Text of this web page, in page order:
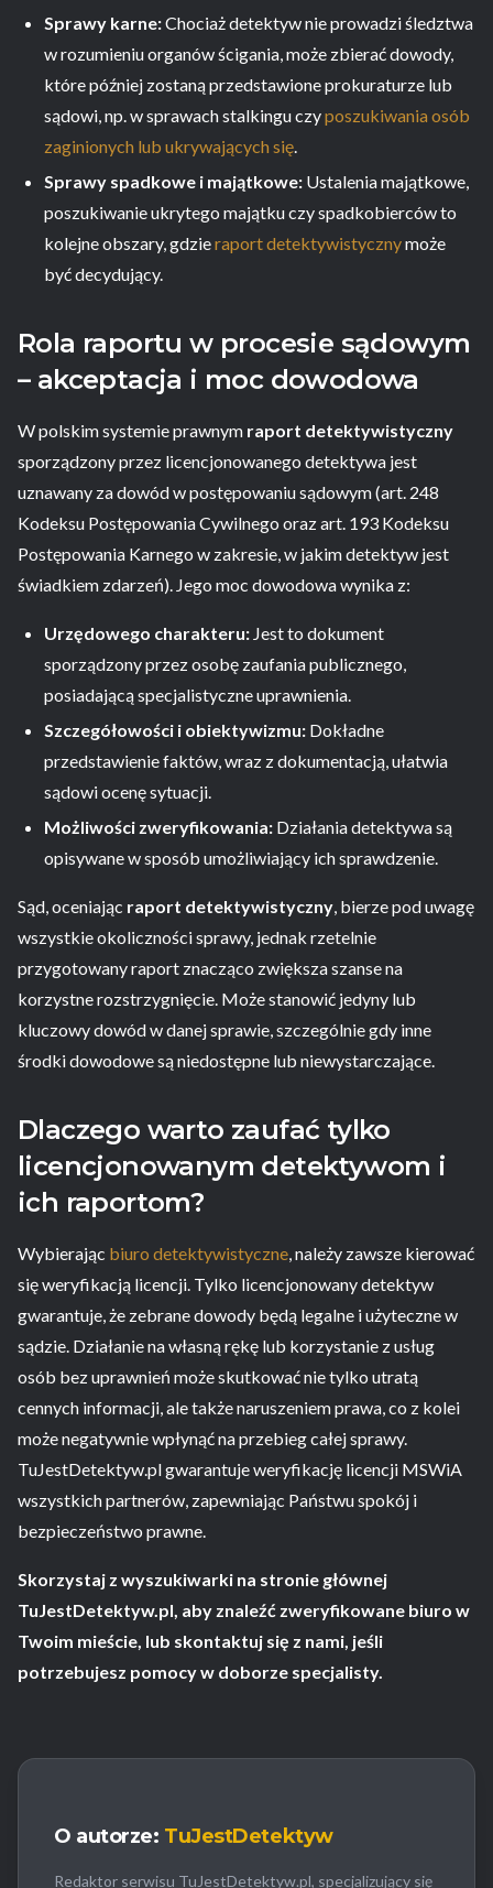
Sprawy karne:Chociaż detektyw nie prowadzi śledztwa
w rozumieniu organów ścigania, może zbierać dowody,
które później zostaną przedstawione prokuraturze lub
sądowi, np. w sprawach stalkingu czyposzukiwania osób
zaginionych lub ukrywających się.
Sprawy spadkowe i majątkowe: Ustalenia majątkowe,
poszukiwanie ukrytego majątku czy spadkobierców to
kolejne obszary, gdzieraport detektywistycznymoże
być decydujący.
Rola raportu w procesie sądowym
– akceptacja i moc dowodowa
W polskim systemie prawnym raport detektywistyczny
sporządzony przez licencjonowanego detektywa jest
uznawany za dowód w postępowaniu sądowym (art. 248
Kodeksu Postępowania Cywilnego oraz art. 193 Kodeksu
Postępowania Karnego w zakresie, w jakim detektyw jest
świadkiem zdarzeń). Jego moc dowodowa wynika z:
Urzędowego charakteru: Jest to dokument
sporządzony przez osobę zaufania publicznego,
posiadającą specjalistyczne uprawnienia.
Szczegółowości i obiektywizmu: Dokładne
przedstawienie faktów, wraz z dokumentacją, ułatwia
sądowi ocenę sytuacji.
Możliwości zweryfikowania: Działania detektywa są
opisywane w sposób umożliwiający ich sprawdzenie.
Sąd, oceniając raport detektywistyczny, bierze pod uwagę
wszystkie okoliczności sprawy, jednak rzetelnie
przygotowany raport znacząco zwiększa szanse na
korzystne rozstrzygnięcie. Może stanowić jedyny lub
kluczowy dowód w danej sprawie, szczególnie gdy inne
środki dowodowe są niedostępne lub niewystarczające.
Dlaczego warto zaufać tylko
licencjonowanym detektywom i
ich raportom?
Wybierając biuro detektywistyczne, należy zawsze kierować
się weryfikacją licencji. Tylko licencjonowany detektyw
gwarantuje, że zebrane dowody będą legalne i użyteczne w
sądzie. Działanie na własną rękę lub korzystanie z usług
osób bez uprawnień może skutkować nie tylko utratą
cennych informacji, ale także naruszeniem prawa, co z kolei
może negatywnie wpłynąć na przebieg całej sprawy.
TuJestDetektyw.pl gwarantuje weryfikację licencji MSWiA
wszystkich partnerów, zapewniając Państwu spokój i
bezpieczeństwo prawne.
Skorzystaj z wyszukiwarki na stronie głównej
TuJestDetektyw.pl, aby znaleźć zweryfikowane biuro w
Twoim mieście, lub skontaktuj się z nami, jeśli
potrzebujesz pomocy w doborze specjalisty.
O autorze: TuJestDetektyw
Redaktor serwisu TuJestDetektyw.pl, specjalizujący się